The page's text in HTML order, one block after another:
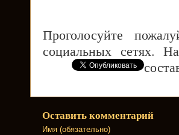
Проголосуйте
социальных сетях.
Оставить комментарий
Имя (обязательно)